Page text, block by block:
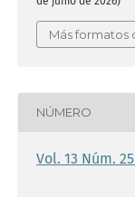
Más formatos
NÚMERO
Vol. 13 Núm.